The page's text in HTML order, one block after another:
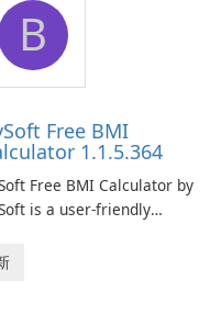
manage their
infrastructure.
B
Free BMI
1.1.5.364
Free BMI Calculator by
is a user-friendly
to help you